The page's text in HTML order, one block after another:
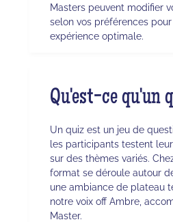
Masters peuvent modifier
selon vos préférences
expérience optimale.
Qu'est-ce qu'un
Un quiz est un jeu de
les participants testent
sur des thèmes variés.
format se déroule autour
une ambiance de plateau
notre voix off Ambre,
Master.